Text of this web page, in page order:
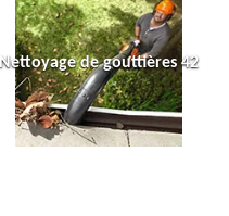
Nettoyage de gouttières 42